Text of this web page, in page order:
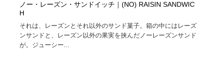
ノー・レーズン・サンドイッチ｜(NO) RAISIN SANDWIC
H
それは、レーズンとそれ以外のサンド菓子。箱の中にはレーズ
ンサンドと、レーズン以外の果実を挟んだノーレーズンサンド
が。ジューシー...